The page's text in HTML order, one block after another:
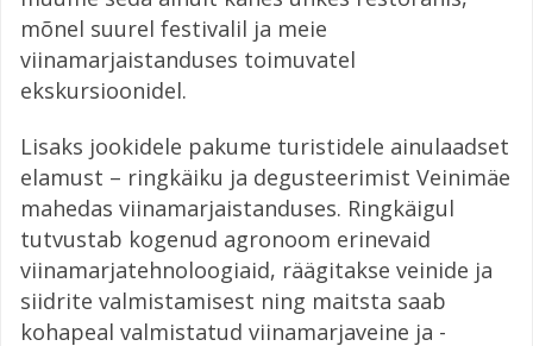
mõnel suurel festivalil ja meie
viinamarjaistanduses toimuvatel
ekskursioonidel.
Lisaks jookidele pakume turistidele ainulaadset
elamust – ringkäiku ja degusteerimist Veinimäe
mahedas viinamarjaistanduses. Ringkäigul
tutvustab kogenud agronoom erinevaid
viinamarjatehnoloogiaid, räägitakse veinide ja
siidrite valmistamisest ning maitsta saab
kohapeal valmistatud viinamarjaveine ja -